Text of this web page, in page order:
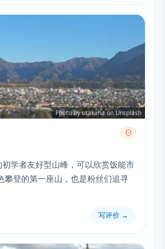
Photo by utakaha on Unsplash
学者友好型山峰，可以欣赏饭能市
攀登的第一座山，也是粉丝们追寻
写评价 →